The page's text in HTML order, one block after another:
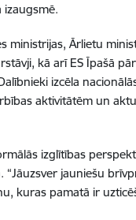
ministrijas, Ārlietu
kā arī ES Īpašā
izcēla
aktivitātēm un
izglītības
jauniešu
kuras pamatā ir